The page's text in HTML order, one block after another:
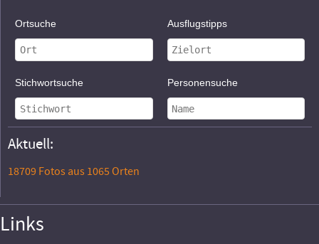
Ortsuche Ausflugstipps
Stichwortsuche Personensuche
Aktuell:
18709 Fotos aus 1065 Orten
Links